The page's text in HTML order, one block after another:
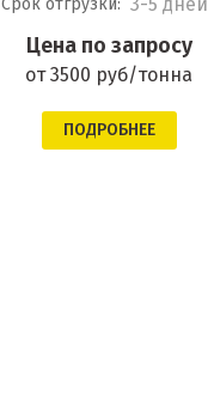
Срок отгрузки:
Цена по запросу
от 3500 руб/тонна
ПОДРОБНЕЕ